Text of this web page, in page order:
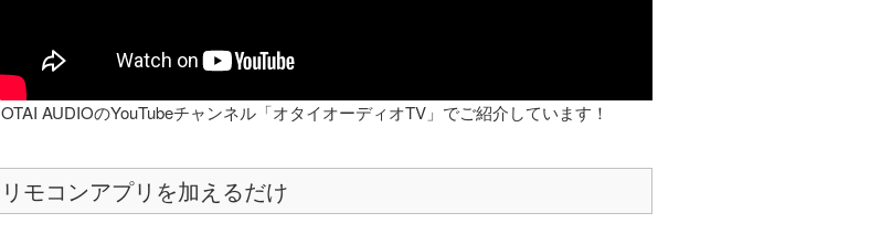
OTAI AUDIOのYouTubeチャンネル「オタイオーディオTV」でご紹介しています！
リモコンアプリを加えるだけ